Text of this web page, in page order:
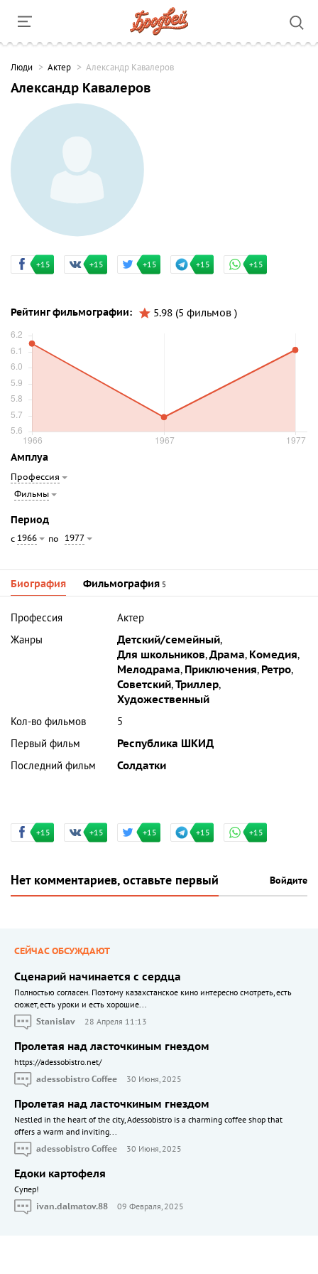
Люди Актер Александр Кавалеров
Александр Кавалеров
+15 +15 +15 +15 +15
Рейтинг фильмографии: 5.98 (5 фильмов )
Амплуа
Профессия
Фильмы
Период
с 1966 по 1977
Биография Фильмография 5
Профессия
Актер
Жанры
Детский/семейный,
Для школьников,Драма, Комедия,
Мелодрама, Приключения, Ретро,
Советский,Триллер,
Художественный
Кол-во фильмов
5
Первый фильм
Республика ШКИД
Последний фильм
Солдатки
+15 +15 +15 +15 +15
Нет комментариев, оставьте первый Войдите
СЕЙЧАС ОБСУЖДАЮТ
Сценарий начинается с сердца
Полностью согласен. Поэтому казахстанское кино интересно смотреть, есть
сюжет, есть уроки и есть хорошие...
Stanislav
28 Апреля 11:13
Пролетая над ласточкиным гнездом
https://adessobistro.net/
adessobistro Coffee
30 Июня, 2025
Пролетая над ласточкиным гнездом
Nestled in the heart of the city, Adessobistro is a charming coffee shop that
offers a warm and inviting...
adessobistro Coffee
30 Июня, 2025
Едоки картофеля
Cупер!
ivan.dalmatov.88
09 Февраля, 2025